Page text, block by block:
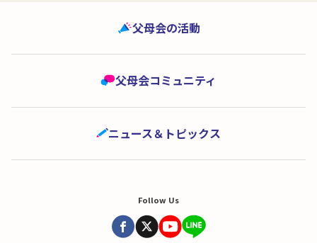
父母会の活動
父母会コミュニティ
ニュース＆トピックス
Follow Us